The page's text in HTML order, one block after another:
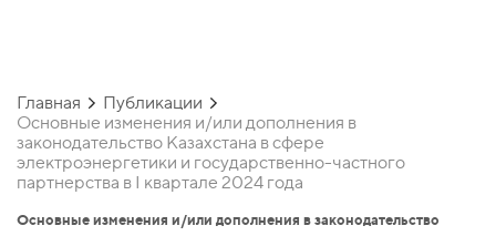
Главная
Публикации
Основные изменения и/или дополнения в
законодательство Казахстана в сфере
электроэнергетики и государственно-частного
партнерства в I квартале 2024 года
Основные изменения и/или дополнения в законодательство